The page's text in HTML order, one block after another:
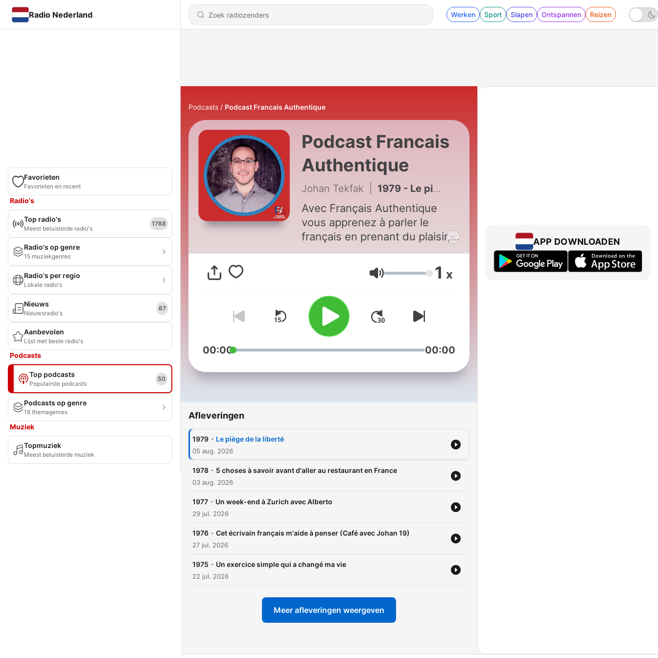
Radio Nederland Werken Sport Slapen Ontspannen Reizen
Favorieten
Favorieten en recent
Radio's
Top radio's
Meest beluisterde radio's
1788
Radio's op genre
15 muziekgenres
Radio's per regio
Lokale radio's
Nieuws
Nieuwsradio's
67
Aanbevolen
Lijst met beste radio's
Podcasts
Top podcasts
Populairste podcasts
50
Podcasts op genre
18 themagenres
Muziek
Topmuziek
Meest beluisterde muziek
Podcasts Podcast Francais Authentique
Podcast Francais
Authentique
Johan Tekfak 1979 - Le piège de la liberté
Avec Français Authentique
vous apprenez à parler le
français en prenant du plaisir,
comme si vous étiez en
vous aider à passer de l'état
de compréhension (vous
comprenez le français) à l'état
d'expression (vous parlez le
français).
Volume 1 x
00:00 00:00
Afleveringen
1979 - Le piège de la liberté
05 aug. 2026
1978 - 5 choses à savoir avant d'aller au restaurant en France
03 aug. 2026
1977 - Un week-end à Zurich avec Alberto
29 jul. 2026
1976 - Cet écrivain français m'aide à penser (Café avec Johan 19)
27 jul. 2026
1975 - Un exercice simple qui a changé ma vie
22 jul. 2026
Meer afleveringen weergeven
APP DOWNLOADEN